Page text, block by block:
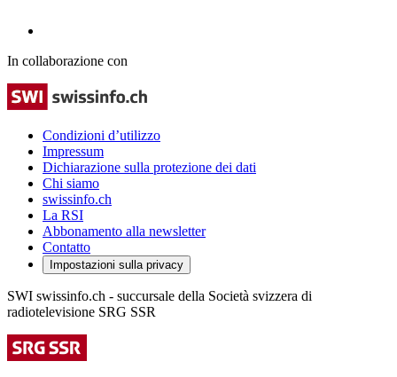
In collaborazione con
Condizioni d’utilizzo
Impressum
Dichiarazione sulla protezione dei dati
Chi siamo
swissinfo.ch
La RSI
Abbonamento alla newsletter
Contatto
Impostazioni sulla privacy
SWI swissinfo.ch - succursale della Società svizzera di
radiotelevisione SRG SSR